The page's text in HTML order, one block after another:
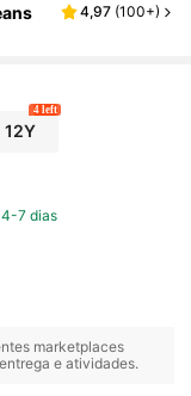
4,97 (100+)
12Y
4 left
4-7 dias
marketplaces
e atividades.